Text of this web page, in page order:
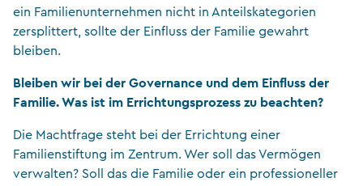
ein Familienunternehmen nicht in Anteilskategorien
zersplittert, sollte der Einfluss der Familie gewahrt
bleiben.
Bleiben wir bei der Governance und dem Einfluss der
Familie. Was ist im Errichtungsprozess zu beachten?
Die Machtfrage steht bei der Errichtung einer
Familienstiftung im Zentrum. Wer soll das Vermögen
verwalten? Soll das die Familie oder ein professioneller